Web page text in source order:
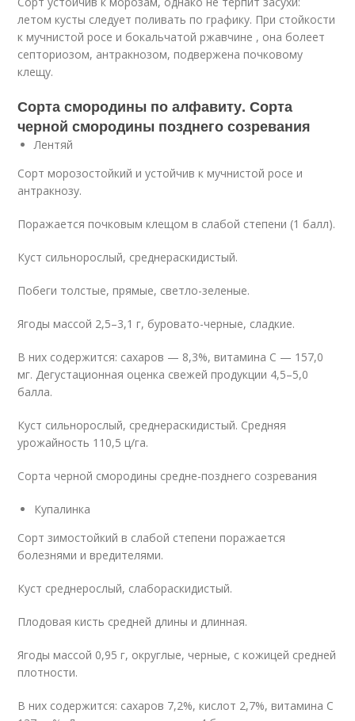
летом кусты следует поливать по графику. При стойкости
к мучнистой росе и бокальчатой ржавчине , она болеет
септориозом, антракнозом, подвержена почковому
клещу.
Сорта смородины по алфавиту. Сорта
черной смородины позднего созревания
Лентяй
Сорт морозостойкий и устойчив к мучнистой росе и
антракнозу.
Поражается почковым клещом в слабой степени (1 балл).
Куст сильнорослый, среднераскидистый.
Побеги толстые, прямые, светло-зеленые.
Ягоды массой 2,5–3,1 г, буровато-черные, сладкие.
В них содержится: сахаров — 8,3%, витамина С — 157,0
мг. Дегустационная оценка свежей продукции 4,5–5,0
балла.
Куст сильнорослый, среднераскидистый. Средняя
урожайность 110,5 ц/га.
Сорта черной смородины средне-позднего созревания
Купалинка
Сорт зимостойкий в слабой степени поражается
болезнями и вредителями.
Куст среднерослый, слабораскидистый.
Плодовая кисть средней длины и длинная.
Ягоды массой 0,95 г, округлые, черные, с кожицей средней
плотности.
В них содержится: сахаров 7,2%, кислот 2,7%, витамина С